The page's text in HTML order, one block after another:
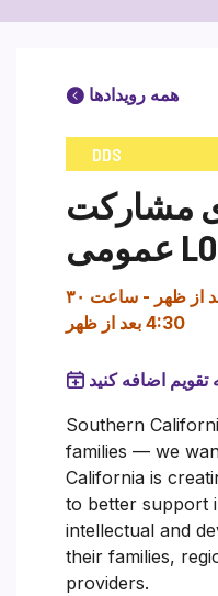
همه رویدادها
DDS
مشارکت
- ساعت
4:30 بعد از ظهر
تقویم اضافه کنید
Southern
families — we
California is
to better support
intellectual and
their families,
providers.